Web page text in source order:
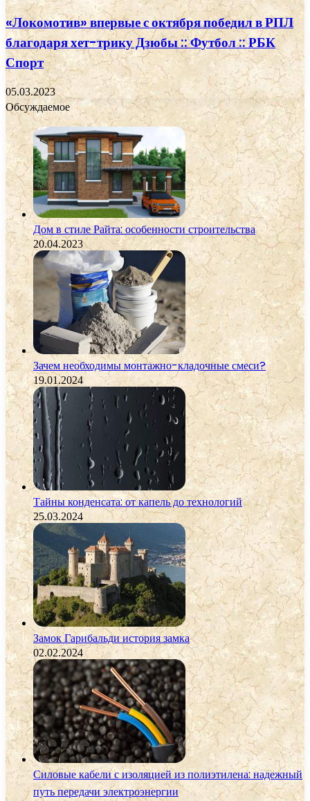
«Локомотив» впервые с октября победил в РПЛ
благодаря хет-трику Дзюбы :: Футбол :: РБК
Спорт
05.03.2023
Обсуждаемое
Дом в стиле Райта: особенности строительства
20.04.2023
Зачем необходимы монтажно-кладочные смеси?
19.01.2024
Тайны конденсата: от капель до технологий
25.03.2024
Замок Гарибальди история замка
02.02.2024
Силовые кабели с изоляцией из полиэтилена: надежный
путь передачи электроэнергии